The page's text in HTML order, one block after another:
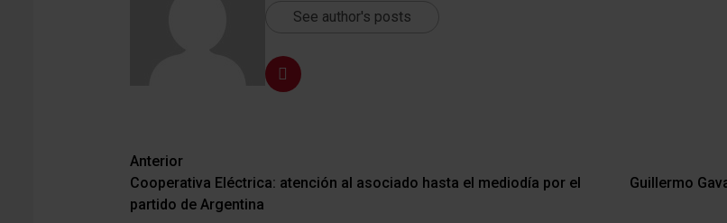
See author's posts
Navegación
de
Anterior
Cooperativa Eléctrica: atención al asociado hasta el mediodía por el
partido de Argentina
Guillermo